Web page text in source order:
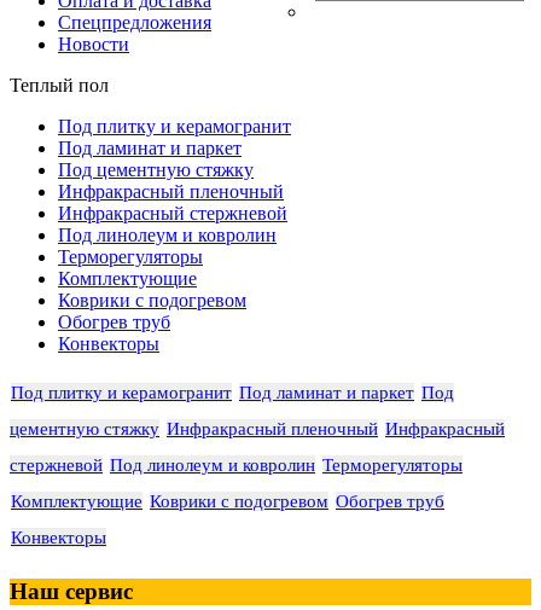
Спецпредложения
Новости
Теплый пол
Под плитку и керамогранит
Под ламинат и паркет
Под цементную стяжку
Инфракрасный пленочный
Инфракрасный стержневой
Под линолеум и ковролин
Терморегуляторы
Комплектующие
Коврики с подогревом
Обогрев труб
Конвекторы
Под плитку и керамогранит Под ламинат и паркет Под
цементную стяжку Инфракрасный пленочный Инфракрасный
стержневой Под линолеум и ковролин Терморегуляторы
Комплектующие Коврики с подогревом Обогрев труб
Конвекторы
Наш сервис